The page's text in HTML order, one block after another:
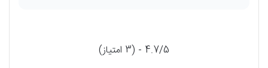
4.7/5 - (3 امتیاز)